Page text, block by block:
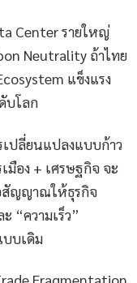
Center รายใหญ่
Neutrality ถ้าไทย
แข็งแรง
บโลก
เปลี่ยนแปลงแบบก้าว
มือง + เศรษฐกิจ จะ
สัญญาณให้ธุรกิจ
“ความเร็ว”
บบเดิม